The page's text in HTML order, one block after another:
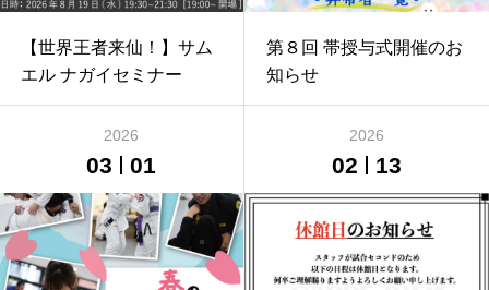
【世界王者来仙！】サム
エル ナガイセミナー
第８回 帯授与式開催のお
知らせ
2026
03 01
2026
02 13